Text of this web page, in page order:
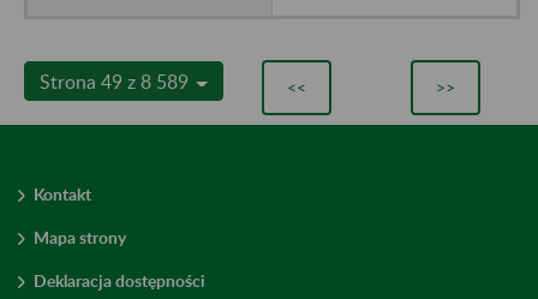
Strona 49 z 8 589 << >>
Kontakt
Mapa strony
Deklaracja dostępności